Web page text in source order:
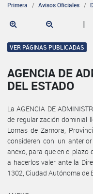
Primera Avisos Oficiales
|
VER PÁGINAS PUBLICADAS
AGENCIA DE
DEL ESTADO
La AGENCIA DE
de regularización dominial
Lomas de Zamora,
consideren con un
anexo, para que en el plazo
a hacerlos valer ante la
1302, Ciudad Autónoma de